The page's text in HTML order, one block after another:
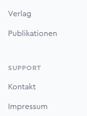
Verlag
Publikationen
SUPPORT
Kontakt
Impressum